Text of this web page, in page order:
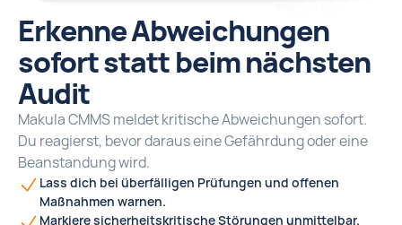
Erkenne Abweichungen
sofort statt beim nächsten
Audit
Makula CMMS meldet kritische Abweichungen sofort.
Du reagierst, bevor daraus eine Gefährdung oder eine
Beanstandung wird.
Lass dich bei überfälligen Prüfungen und offenen
Maßnahmen warnen.
Markiere sicherheitskritische Störungen unmittelbar.